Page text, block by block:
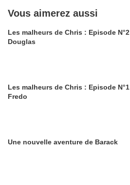
Vous aimerez aussi
Les malheurs de Chris : Episode N°2
Douglas
Les malheurs de Chris : Episode N°1
Fredo
Une nouvelle aventure de Barack